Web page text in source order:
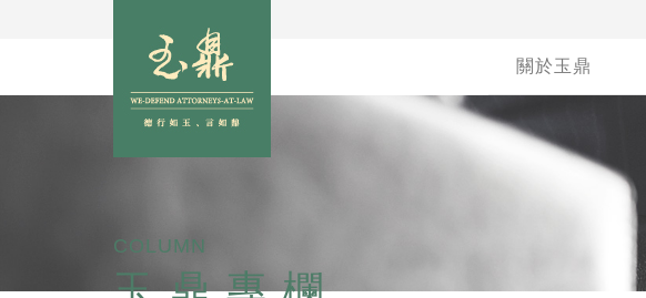
關於玉鼎
COLUMN